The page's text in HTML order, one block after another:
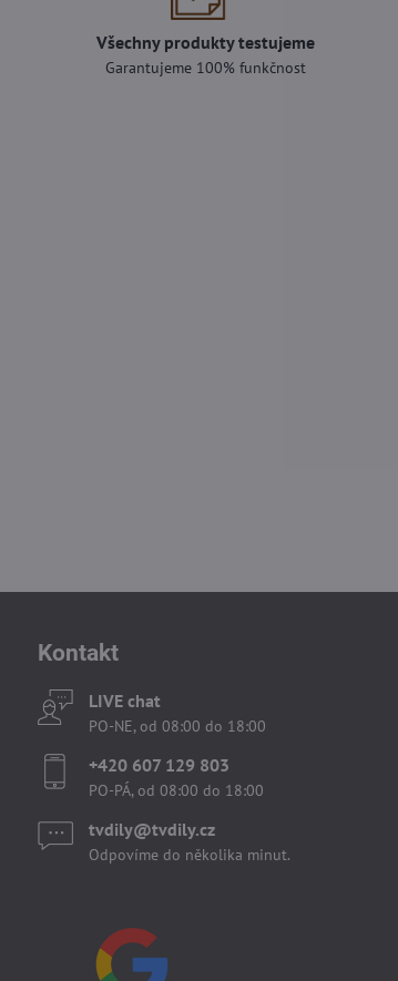
Všechny produkty testujeme
Garantujeme 100% funkčnost
Kontakt
LIVE chat
PO-NE, od 08:00 do 18:00
+420 607 129 803
PO-PÁ, od 08:00 do 18:00
tvdily​@tvdily​.cz
Odpovíme do několika minut.